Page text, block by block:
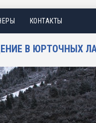
КОНТАКТЫ
В ЮРТОЧНЫХ